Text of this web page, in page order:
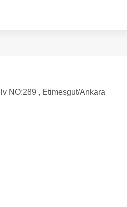
NO:289 , Etimesgut/Ankara